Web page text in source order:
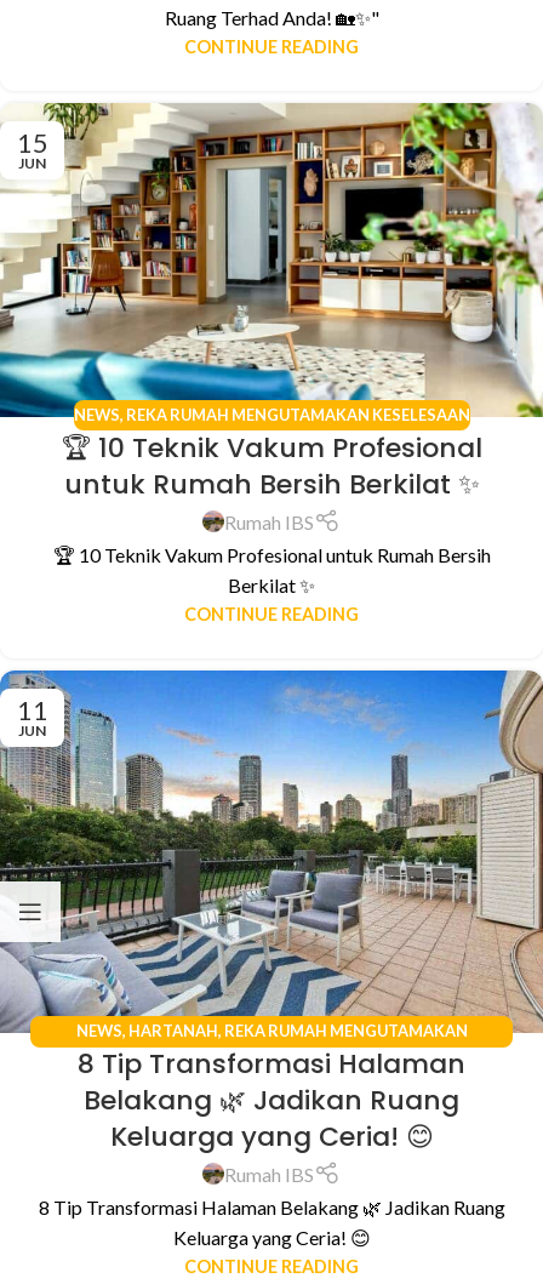
Ruang Terhad Anda! 🏡✨"
CONTINUE READING
15
JUN
NEWS, REKA RUMAH MENGUTAMAKAN KESELESAAN
🏆 10 Teknik Vakum Profesional
untuk Rumah Bersih Berkilat ✨
Rumah IBS
🏆 10 Teknik Vakum Profesional untuk Rumah Bersih
Berkilat ✨
CONTINUE READING
11
JUN
NEWS, HARTANAH, REKA RUMAH MENGUTAMAKAN
KESELESAAN
8 Tip Transformasi Halaman
Belakang 🌿 Jadikan Ruang
Keluarga yang Ceria! 😊
Rumah IBS
8 Tip Transformasi Halaman Belakang 🌿 Jadikan Ruang
Keluarga yang Ceria! 😊
CONTINUE READING